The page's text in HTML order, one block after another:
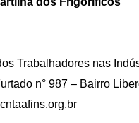
Trabalhadores nas
n° 987 – Bairro